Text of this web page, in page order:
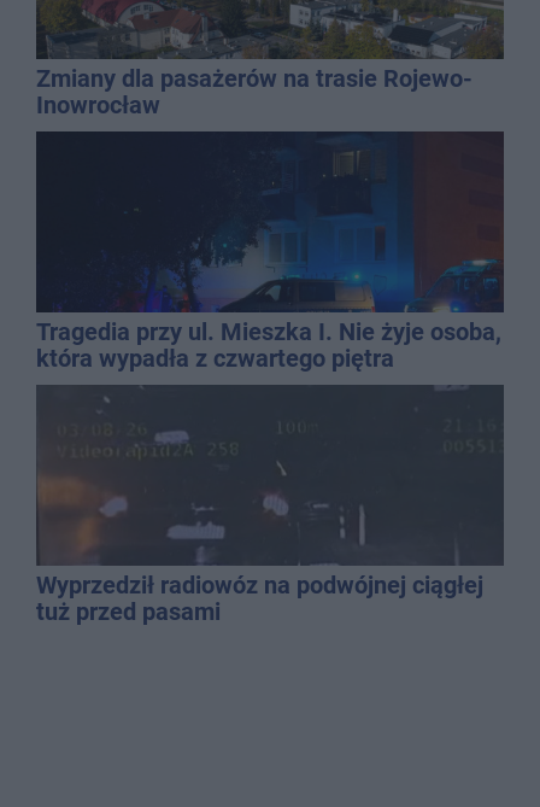
Zmiany dla pasażerów na trasie Rojewo-
Inowrocław
Tragedia przy ul. Mieszka I. Nie żyje osoba,
która wypadła z czwartego piętra
Wyprzedził radiowóz na podwójnej ciągłej
tuż przed pasami